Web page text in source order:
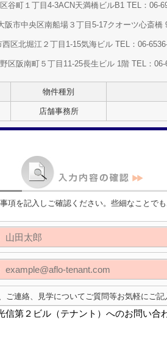
谷町１丁目4-3ACN天満橋ビルB1 TEL：06-
阪市中央区南船場３丁目5-17クオーツ心斎橋
区北堀江２丁目1-15気海ビル TEL：06-
区阪南町５丁目11-25長生ビル 1階 TEL：06-
物件種別
店舗事務所
項を記入しご確認ください。些細なことで
ご連絡、見学についてご質問等お気軽にご記